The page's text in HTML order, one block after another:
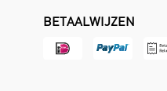
BETAALWIJZEN